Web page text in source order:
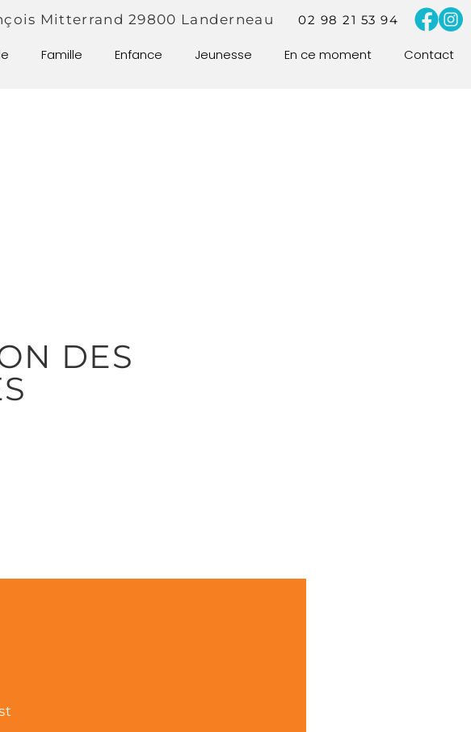
Mitterrand 29800 Landerneau 02 98 21 53 94
Famille Enfance Jeunesse En ce moment Contact
DES